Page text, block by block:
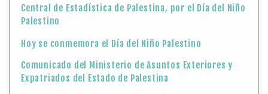
Central de Estadística de Palestina, por el Día del Niño
Palestino
Hoy se conmemora el Día del Niño Palestino
Comunicado del Ministerio de Asuntos Exteriores y
Expatriados del Estado de Palestina